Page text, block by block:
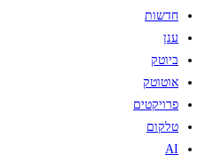
חדשות
ענן
ביוטק
אוטוטק
פרויקטים
טלקום
AI